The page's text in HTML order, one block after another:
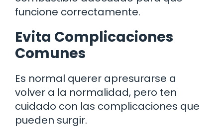
funcione correctamente.
Evita Complicaciones
Comunes
Es normal querer apresurarse a
volver a la normalidad, pero ten
cuidado con las complicaciones que
pueden surgir.